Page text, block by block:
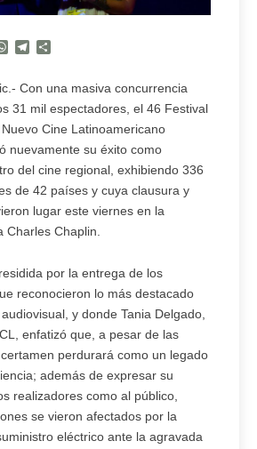
WhatsApp
Telegram
Con una masiva concurrencia
31 mil espectadores, el 46 Festival
Cine Latinoamericano
nuevamente su éxito como
del cine regional, exhibiendo 336
de 42 países y cuya clausura y
lugar este viernes en la
Charles Chaplin.
por la entrega de los
reconocieron lo más destacado
y donde Tania Delgado,
enfatizó que, a pesar de las
perdurará como un legado
además de expresar su
realizadores como al público,
se vieron afectados por la
eléctrico ante la agravada